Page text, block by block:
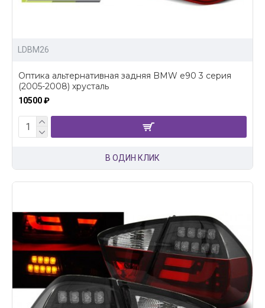
LDBM26
Оптика альтернативная задняя BMW e90 3 серия
(2005-2008) хрусталь
10500 ₽
В ОДИН КЛИК